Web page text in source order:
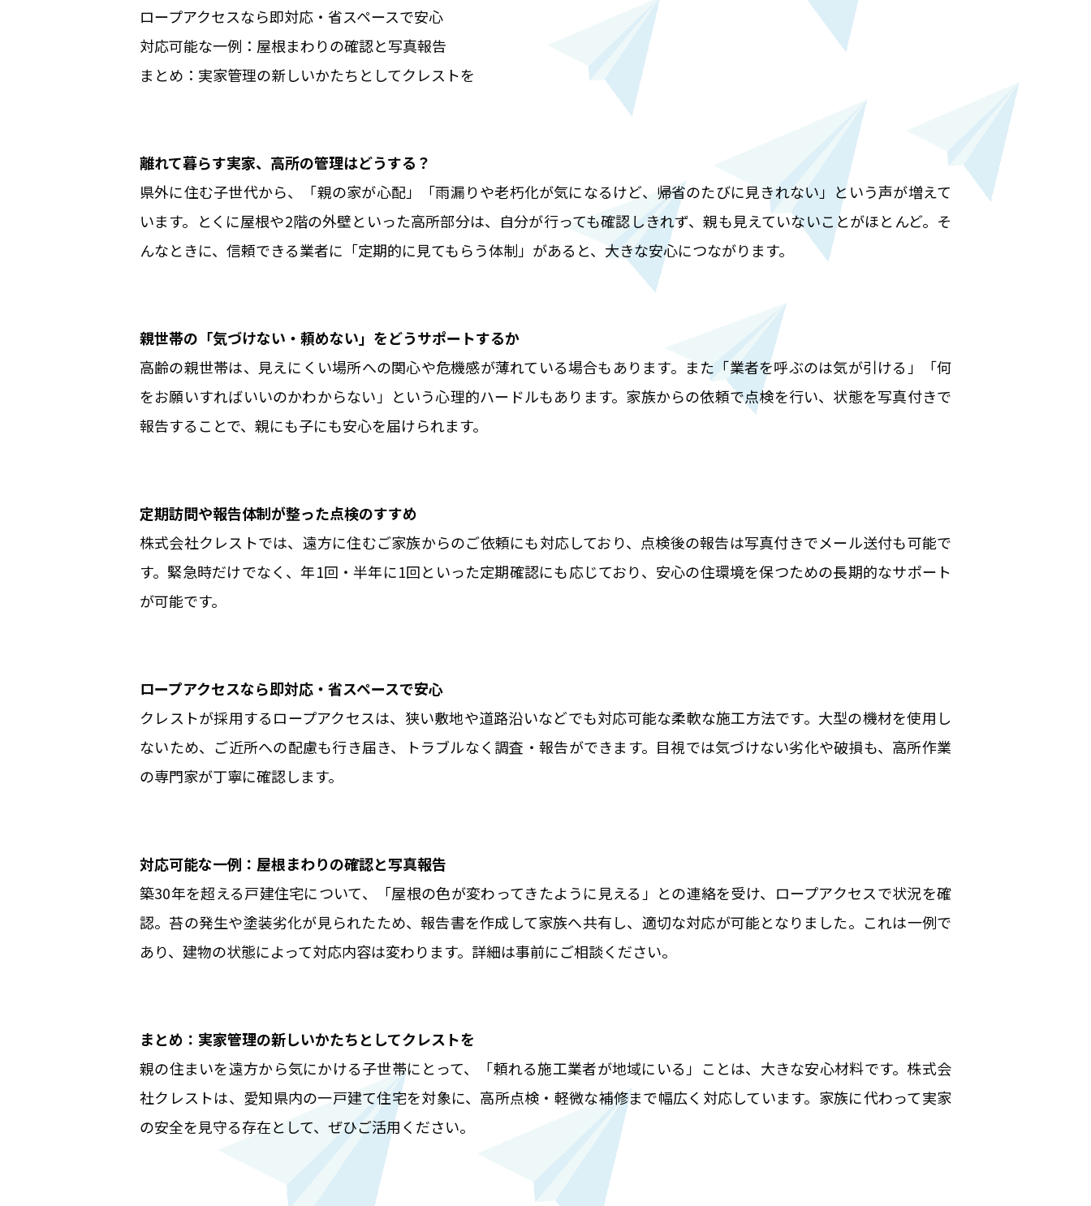
ロープアクセスなら即対応・省スペースで安心
対応可能な一例：屋根まわりの確認と写真報告
まとめ：実家管理の新しいかたちとしてクレストを
離れて暮らす実家、高所の管理はどうする？
県外に住む子世代から、「親の家が心配」「雨漏りや老朽化が気になるけど、帰省のたびに見きれない」という声が増えて
います。とくに屋根や2階の外壁といった高所部分は、自分が行っても確認しきれず、親も見えていないことがほとんど。そ
んなときに、信頼できる業者に「定期的に見てもらう体制」があると、大きな安心につながります。
親世帯の「気づけない・頼めない」をどうサポートするか
高齢の親世帯は、見えにくい場所への関心や危機感が薄れている場合もあります。また「業者を呼ぶのは気が引ける」「何
をお願いすればいいのかわからない」という心理的ハードルもあります。家族からの依頼で点検を行い、状態を写真付きで
報告することで、親にも子にも安心を届けられます。
定期訪問や報告体制が整った点検のすすめ
株式会社クレストでは、遠方に住むご家族からのご依頼にも対応しており、点検後の報告は写真付きでメール送付も可能で
す。緊急時だけでなく、年1回・半年に1回といった定期確認にも応じており、安心の住環境を保つための長期的なサポート
が可能です。
ロープアクセスなら即対応・省スペースで安心
クレストが採用するロープアクセスは、狭い敷地や道路沿いなどでも対応可能な柔軟な施工方法です。大型の機材を使用し
ないため、ご近所への配慮も行き届き、トラブルなく調査・報告ができます。目視では気づけない劣化や破損も、高所作業
の専門家が丁寧に確認します。
対応可能な一例：屋根まわりの確認と写真報告
築30年を超える戸建住宅について、「屋根の色が変わってきたように見える」との連絡を受け、ロープアクセスで状況を確
認。苔の発生や塗装劣化が見られたため、報告書を作成して家族へ共有し、適切な対応が可能となりました。これは一例で
あり、建物の状態によって対応内容は変わります。詳細は事前にご相談ください。
まとめ：実家管理の新しいかたちとしてクレストを
親の住まいを遠方から気にかける子世帯にとって、「頼れる施工業者が地域にいる」ことは、大きな安心材料です。株式会
社クレストは、愛知県内の一戸建て住宅を対象に、高所点検・軽微な補修まで幅広く対応しています。家族に代わって実家
の安全を見守る存在として、ぜひご活用ください。